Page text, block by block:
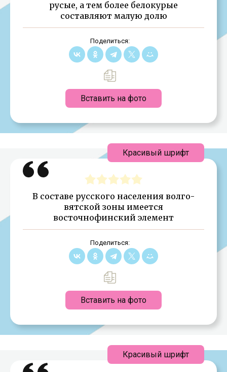
русые, а тем более белокурые
составляют малую долю
Поделиться:
Вставить на фото
В составе русского населения волго-
вятской зоны имеется
восточнофинский элемент
Поделиться:
Вставить на фото
Красивый шрифт
Красивый шрифт